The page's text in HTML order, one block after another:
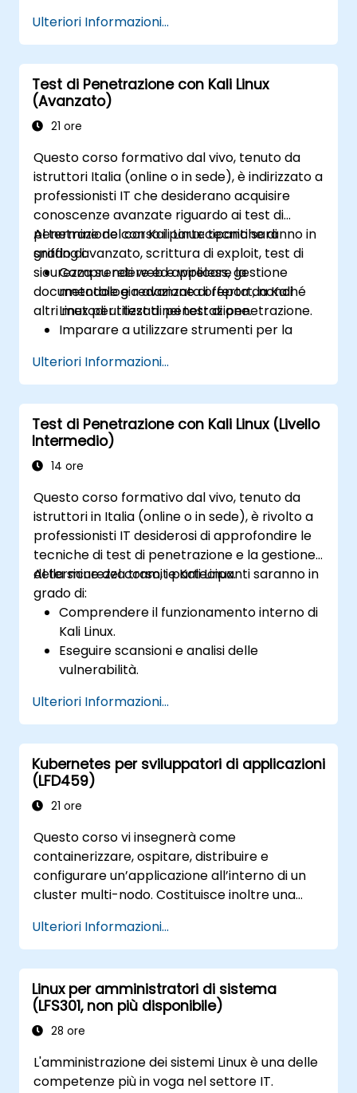
Ulteriori Informazioni...
Test di Penetrazione con Kali Linux
(Avanzato)
21 ore
Questo corso formativo dal vivo, tenuto da
istruttori Italia (online o in sede), è indirizzato a
professionisti IT che desiderano acquisire
conoscenze avanzate riguardo ai test di
penetrazione con Kali Linux: tecniche di
sniffing avanzato, scrittura di exploit, test di
sicurezza su reti web e wireless, gestione
documentale e redazione di report, nonché
altri metodi utilizzati nei test di penetrazione.
Al termine del corso i partecipanti saranno in
grado di:
Comprendere ed applicare la
metodologia avanzata offerta da Kali
Linux per i test di penetrazione.
Imparare a utilizzare strumenti per la
Gestire prove, raccolta dati e reportistica
grazie a Kali Linux.
Comprendere i meccanismi di
sfruttamento delle debolezze, gli attacchi
informatici e l’escalation dei privilegi.
Ulteriori Informazioni...
Test di Penetrazione con Kali Linux (Livello
Intermedio)
14 ore
Questo corso formativo dal vivo, tenuto da
istruttori in Italia (online o in sede), è rivolto a
professionisti IT desiderosi di approfondire le
tecniche di test di penetrazione e la gestione
della sicurezza tramite Kali Linux.
Al termine del corso, i partecipanti saranno in
grado di:
Comprendere il funzionamento interno di
Kali Linux.
Eseguire scansioni e analisi delle
vulnerabilità.
struttura delle directory.
Utilizzare comandi e scorciatoie in stile
hacker.
Ulteriori Informazioni...
Kubernetes per sviluppatori di applicazioni
(LFD459)
21 ore
Questo corso vi insegnerà come
containerizzare, ospitare, distribuire e
configurare un’applicazione all’interno di un
cluster multi-nodo. Costituisce inoltre una
Kubernetes Application Developer (CKAD).
Ulteriori Informazioni...
Linux per amministratori di sistema
(LFS301, non più disponibile)
28 ore
L'amministrazione dei sistemi Linux è una delle
competenze più in voga nel settore IT.